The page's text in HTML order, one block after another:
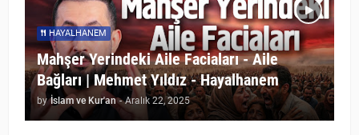
HAYALHANEM
Mahşer Yerindeki Aile Faciaları - Aile
Bağları | Mehmet Yıldız - Hayalhanem
by İslam ve Kur'an - Aralık 22, 2025